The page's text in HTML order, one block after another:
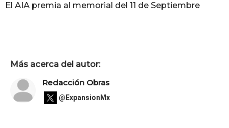
El AIA premia al memorial del 11 de Septiembre
Más acerca del autor:
Redacción Obras
@ExpansionMx